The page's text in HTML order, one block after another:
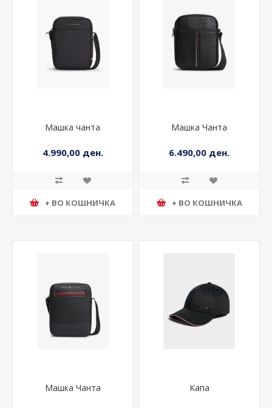
Машка чанта
4.990,00 ден.
+ ВО КОШНИЧКА
Машка Чанта
6.490,00 ден.
+ ВО КОШНИЧКА
Машка Чанта Капа